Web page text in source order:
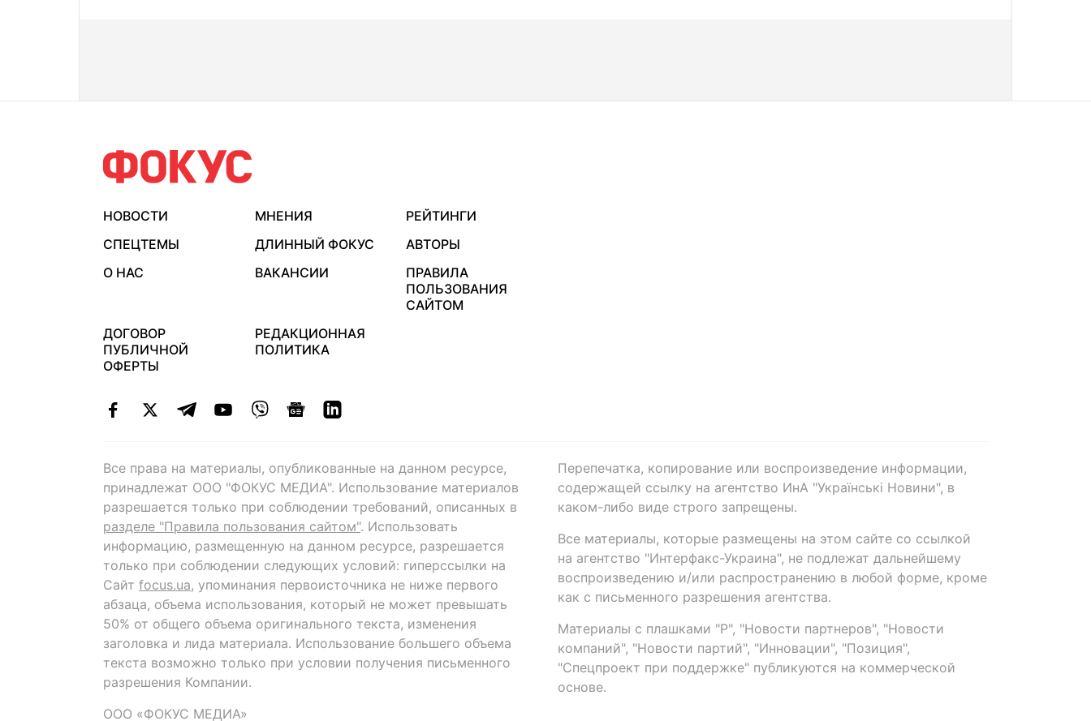
НОВОСТИ МНЕНИЯ
РЕЙТИНГИ
СПЕЦТЕМЫ
ДЛИННЫЙ ФОКУС
АВТОРЫ
О НАС
ВАКАНСИИ
ПРАВИЛА
ПОЛЬЗОВАНИЯ
САЙТОМ
ДОГОВОР
ПУБЛИЧНОЙ
ОФЕРТЫ
РЕДАКЦИОННАЯ
ПОЛИТИКА
Все права на материалы, опубликованные на данном ресурсе,
принадлежат ООО "ФОКУС МЕДИА". Использование материалов
разрешается только при соблюдении требований, описанных в
разделе "Правила пользования сайтом". Использовать
информацию, размещенную на данном ресурсе, разрешается
только при соблюдении следующих условий: гиперссылки на
Сайт focus.ua, упоминания первоисточника не ниже первого
абзаца, объема использования, который не может превышать
50% от общего объема оригинального текста, изменения
заголовка и лида материала. Использование большего объема
текста возможно только при условии получения письменного
разрешения Компании.
ООО «ФОКУС МЕДИА»
Перепечатка, копирование или воспроизведение информации,
содержащей ссылку на агентство ИнА "Українські Новини", в
каком-либо виде строго запрещены.
Все материалы, которые размещены на этом сайте со ссылкой
на агентство "Интерфакс-Украина", не подлежат дальнейшему
воспроизведению и/или распространению в любой форме, кроме
как с письменного разрешения агентства.
Материалы с плашками "Р", "Новости партнеров", "Новости
компаний", "Новости партий", "Инновации", "Позиция",
"Спецпроект при поддержке" публикуются на коммерческой
основе.